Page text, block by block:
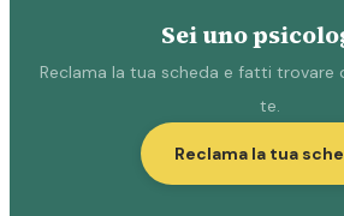
Sei uno
Reclama la tua scheda e fatti trovare
te.
Reclama la tua